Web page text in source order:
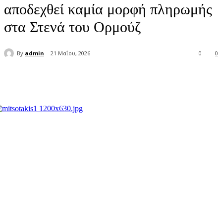
αποδεχθεί καμία μορφή πληρωμής
στα Στενά του Ορμούζ
By admin 21 Μαΐου, 2026 0
0